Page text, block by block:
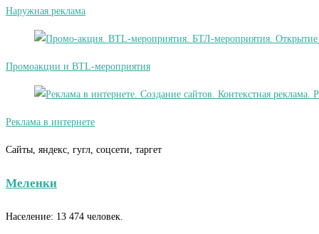
Наружная реклама
Промоакции и BTL-мероприятия
Реклама в интернете
Сайты, яндекс, гугл, соцсети, таргет
Меленки
Население: 13 474 человек.